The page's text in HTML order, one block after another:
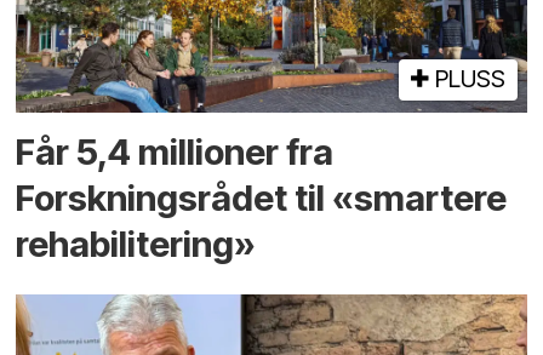
PLUSS
Får 5,4 millioner fra
Forskningsrådet til «smartere
rehabilitering»